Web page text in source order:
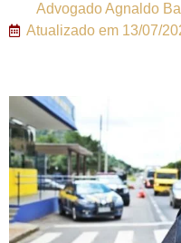
AdvogadoAgnaldo
Atualizado em 13/07/